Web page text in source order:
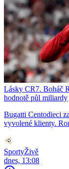
Lásky CR7. Boháč
hodnotě půl miliardy
Bugatti Centodieci
vyvolené klienty.
SportyŽivě
dnes, 13:08